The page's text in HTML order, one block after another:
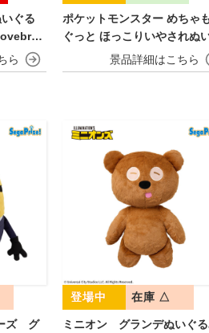
ぐる
ポケットモンスター めちゃ
ぐっと ほっこりいやされぬ
るみ～カビゴン～
ズ グ
ミニオン グランデぬいぐる
在庫 △